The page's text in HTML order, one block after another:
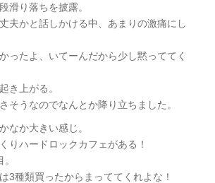
滑り落ちを披露。
夫かと話しかける中、あまりの激痛にし
ったよ、いてーんだから少し黙っててく
き上がる。
そうなのでなんとか降り立ちました。
なか大きい感じ。
りハードロックカフェがある！
3種類買ったからまっててくれよな！